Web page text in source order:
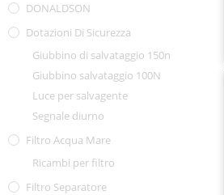
DONALDSON
Dotazioni Di Sicurezza
Giubbino di salvataggio 150n
Giubbino salvataggio 100N
Luce per salvagente
Segnale diurno
Filtro Acqua Mare
Ricambi per filtro
Filtro Separatore